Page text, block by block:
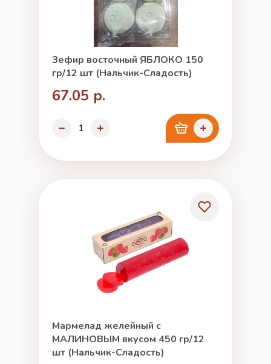
Зефир восточный ЯБЛОКО 150
гр/12 шт (Нальчик-Сладость)
67.05 р.
Мармелад желейный с
МАЛИНОВЫМ вкусом 450 гр/12
шт (Нальчик-Сладость)